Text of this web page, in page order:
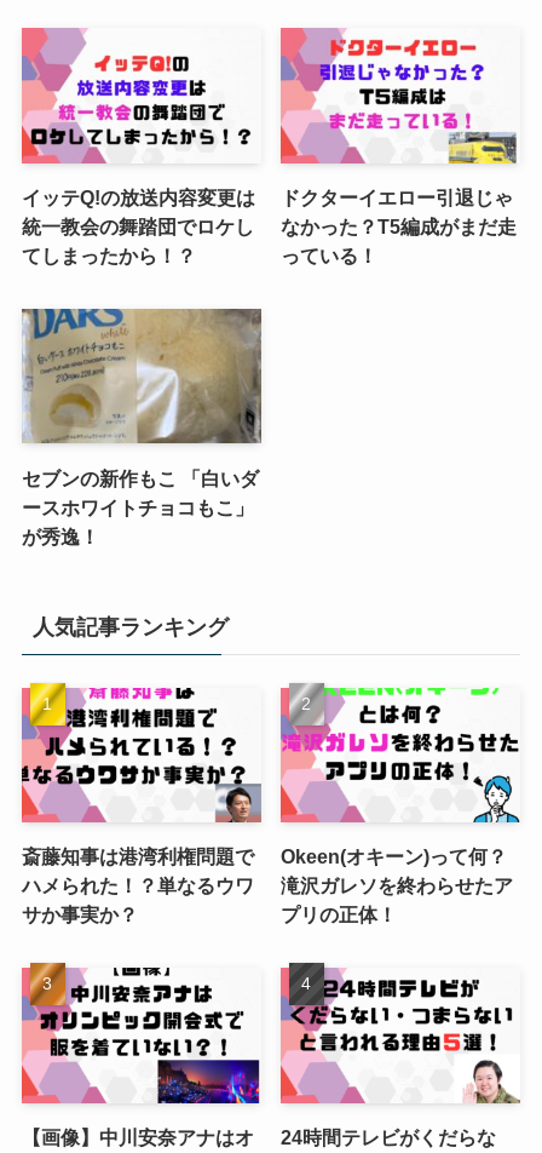
イッテQ!の放送内容変更は
統一教会の舞踏団でロケし
てしまったから！？
ドクターイエロー引退じゃ
なかった？T5編成がまだ走
っている！
セブンの新作もこ 「白いダ
ースホワイトチョコもこ」
が秀逸！
人気記事ランキング
斎藤知事は港湾利権問題で
ハメられた！？単なるウワ
サか事実か？
Okeen(オキーン)って何？
滝沢ガレソを終わらせたア
プリの正体！
【画像】中川安奈アナはオ
24時間テレビがくだらな